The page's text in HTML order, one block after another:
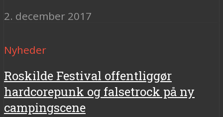
2. december 2017
Nyheder
Roskilde Festival offentliggør
hardcorepunk og falsetrock på ny
campingscene